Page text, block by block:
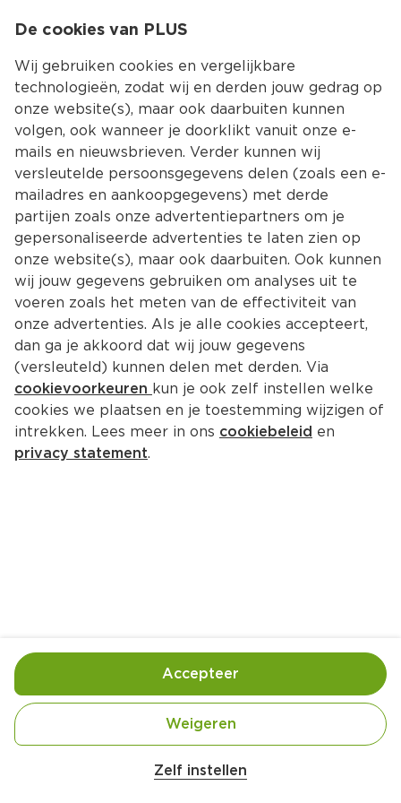
Kies jouw
Ingrediënten Bereiding
De cookies van PLUS
Wij gebruiken cookies en vergelijkbare
technologieën, zodat wij en derden jouw gedrag op
onze website(s), maar ook daarbuiten kunnen
volgen, ook wanneer je doorklikt vanuit onze e-
mails en nieuwsbrieven. Verder kunnen wij
versleutelde persoonsgegevens delen (zoals een e-
mailadres en aankoopgegevens) met derde
partijen zoals onze advertentiepartners om je
gepersonaliseerde advertenties te laten zien op
onze website(s), maar ook daarbuiten. Ook kunnen
wij jouw gegevens gebruiken om analyses uit te
voeren zoals het meten van de effectiviteit van
onze advertenties. Als je alle cookies accepteert,
dan ga je akkoord dat wij jouw gegevens
(versleuteld) kunnen delen met derden. Via
cookievoorkeuren kun je ook zelf instellen welke
cookies we plaatsen en je toestemming wijzigen of
intrekken. Lees meer in ons cookiebeleid en
privacy statement.
Zelf instellen
Weigeren
Accepteer